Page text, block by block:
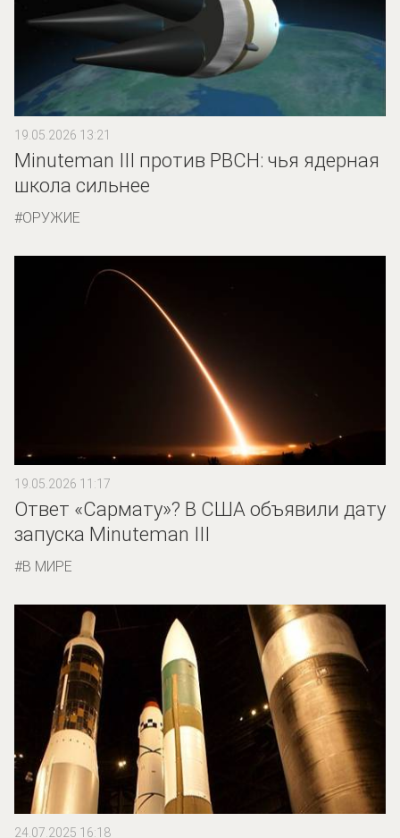
19.05.2026 13:21
Minuteman III против РВСН: чья ядерная
школа сильнее
ОРУЖИЕ
19.05.2026 11:17
Ответ «Сармату»? В США объявили дату
запуска Minuteman III
В МИРЕ
24.07.2025 16:18